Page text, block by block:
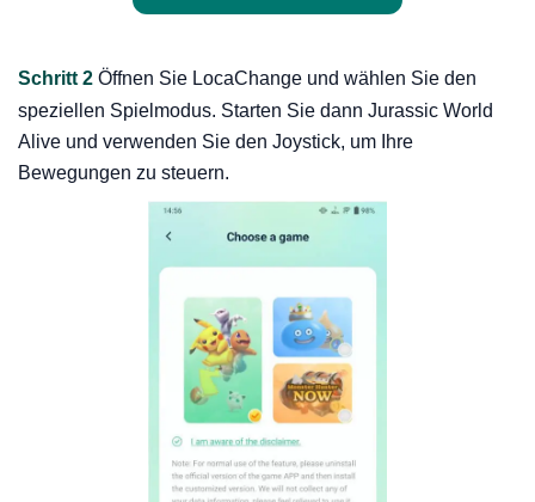
Schritt 2 Öffnen Sie LocaChange und wählen Sie den
speziellen Spielmodus. Starten Sie dann Jurassic World
Alive und verwenden Sie den Joystick, um Ihre
Bewegungen zu steuern.